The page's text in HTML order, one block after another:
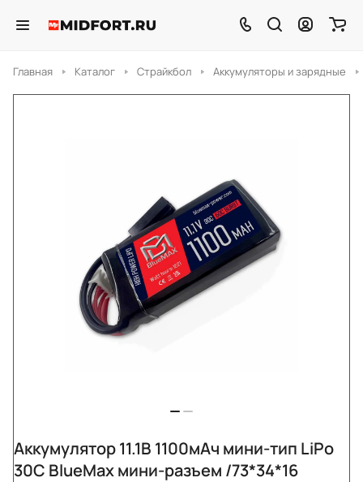
Главная Каталог Страйкбол Аккумуляторы и зарядные
Аккумулятор 11.1В 1100мАч мини-тип LiPo
30С BlueMax мини-разъем /73*34*16